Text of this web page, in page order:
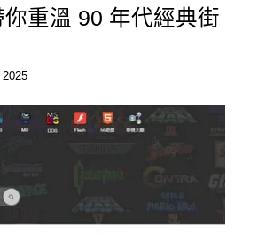
重溫 90 年代經典街